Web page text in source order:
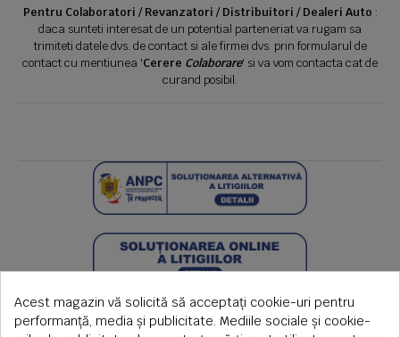
Pentru Colaboratori / Revanzatori / Distribuitori / Dealeri Auto :
daca sunteti interesat de un potential parteneriat va rugam sa
trimiteti datele dvs. de contact si ale firmei dvs. prin formularul de
contact cu mentiunea 'Cerere Colaborare' si va vom contacta cat de
curand posibil.
Acest magazin vă solicită să acceptați cookie-uri pentru
performanță, media și publicitate. Mediile sociale și cookie-